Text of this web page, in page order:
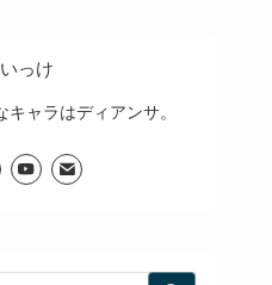
いっけ
ャラはディアンサ。